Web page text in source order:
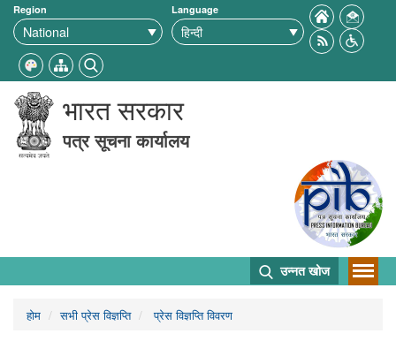
Region Language
भारत सरकार
पत्र सूचना कार्यालय
उन्नत खोज
होम सभी प्रेस विज्ञप्ति प्रेस विज्ञप्ति विवरण